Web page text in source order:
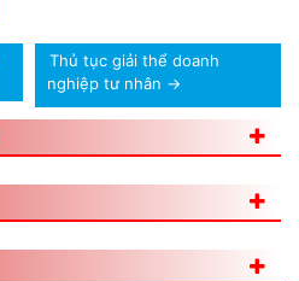
Thủ tục giải thể doanh
nghiệp tư nhân →